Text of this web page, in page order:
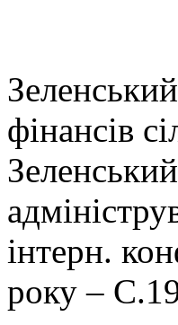
фінансів
інтерн.
року –